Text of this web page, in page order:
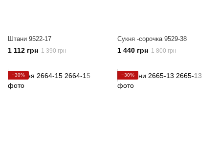
Штани 9522-17
1 112 грн 1 390 грн
Сукня -сорочка 9529-38
1 440 грн 1 800 грн
−30% −30%